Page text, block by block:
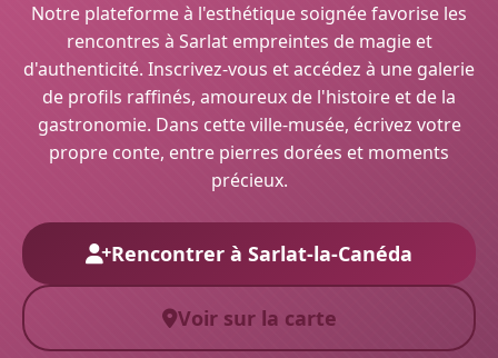
Notre plateforme à l'esthétique soignée favorise les
rencontres à Sarlat empreintes de magie et
d'authenticité. Inscrivez-vous et accédez à une galerie
de profils raffinés, amoureux de l'histoire et de la
gastronomie. Dans cette ville-musée, écrivez votre
propre conte, entre pierres dorées et moments
précieux.
Rencontrer à Sarlat-la-Canéda
Voir sur la carte